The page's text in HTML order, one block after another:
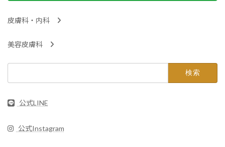
皮膚科・内科
美容皮膚科
公式LINE
公式Instagram